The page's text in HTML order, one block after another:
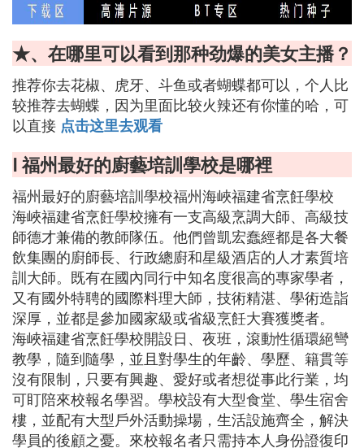
★、在哪里可以看到那种劲爆的美女主播？
推荐你去花椒、虎牙、斗鱼或者蝴蝶都可以，个人比
较推荐去蝴蝶，因为里面比较火辣还有你懂的哈，可
以直接 点击这里去观看
Ⅰ 福州最好的廚藝培訓學校是哪裡
福州最好的廚藝培訓學校福州海峽福建省烹飪學校
海峽福建省烹飪學校擁有一支高級烹調大師、高級技
師德才兼備的教師隊伍。他們曾凱宏蠢經都是各大餐
飲集團的廚師長、行政總廚和星級酒店的人才素質培
訓大師。既有在國內同行中知名度很高的專家學者，
又有國外特聘的國際料理大師，技術精湛、學術造詣
深厚，並都是參加國家級或省級烹飪大賽獲獎者。
海峽福建省烹飪學校開設日、夜班，滾動性循環絕彎
教學，隨到隨學，並且對學生的年齡、學歷、籍貫等
沒有限制，只要有興趣、愛好或者想從事此行業，均
可盯陪來校報名學習。學校設有大型食堂、學生宿舍
樓，並配有大型戶外活動操場，生活設施齊全，解決
學員的後顧之憂。來校報名者只需持本人身份證復印